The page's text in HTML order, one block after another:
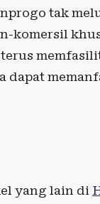
tak
komersil
dapat
yang lain di